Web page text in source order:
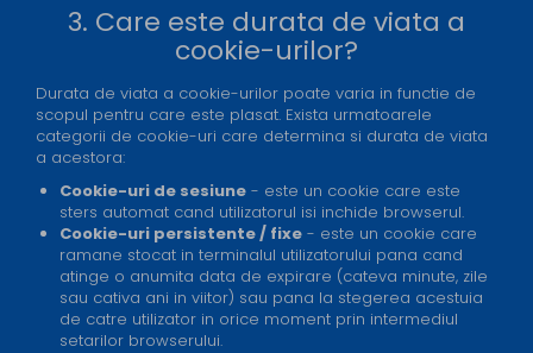
3. Care este durata de viata a
cookie-urilor?
Durata de viata a cookie-urilor poate varia in functie de
scopul pentru care este plasat. Exista urmatoarele
categorii de cookie-uri care determina si durata de viata
a acestora:
Cookie-uri de sesiune - este un cookie care este
sters automat cand utilizatorul isi inchide browserul.
Cookie-uri persistente / fixe - este un cookie care
ramane stocat in terminalul utilizatorului pana cand
atinge o anumita data de expirare (cateva minute, zile
sau cativa ani in viitor) sau pana la stegerea acestuia
de catre utilizator in orice moment prin intermediul
setarilor browserului.